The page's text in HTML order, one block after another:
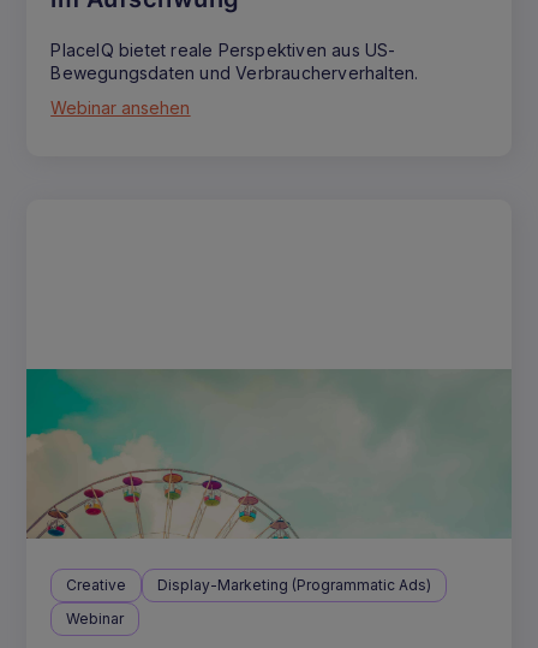
PlaceIQ bietet reale Perspektiven aus US-
Bewegungsdaten und Verbraucherverhalten.
Webinar ansehen
Creative
Display-Marketing (Programmatic Ads)
Webinar